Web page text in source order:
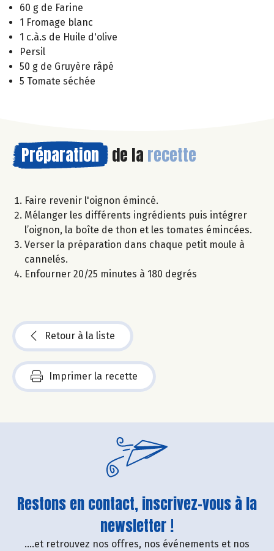
60 g de Farine
1 Fromage blanc
1 c.à.s de Huile d'olive
Persil
50 g de Gruyère râpé
5 Tomate séchée
Préparation de la recette
Faire revenir l'oignon émincé.
Mélanger les différents ingrédients puis intégrer
l’oignon, la boîte de thon et les tomates émincées.
Verser la préparation dans chaque petit moule à
cannelés.
Enfourner 20/25 minutes à 180 degrés
Retour à la liste
Imprimer la recette
Restons en contact, inscrivez-vous à la
newsletter !
....et retrouvez nos offres, nos événements et nos